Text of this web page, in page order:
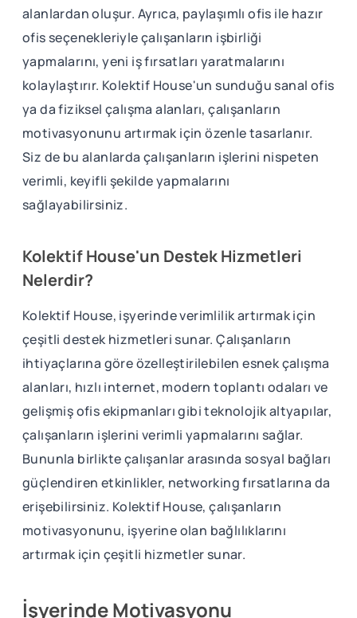
alanlardan oluşur. Ayrıca, paylaşımlı ofis ile hazır
ofis seçenekleriyle çalışanların işbirliği
yapmalarını, yeni iş fırsatları yaratmalarını
kolaylaştırır. Kolektif House'un sunduğu sanal ofis
ya da fiziksel çalışma alanları, çalışanların
motivasyonunu artırmak için özenle tasarlanır.
Siz de bu alanlarda çalışanların işlerini nispeten
verimli, keyifli şekilde yapmalarını
sağlayabilirsiniz.
Kolektif House'un Destek Hizmetleri
Nelerdir?
Kolektif House, işyerinde verimlilik artırmak için
çeşitli destek hizmetleri sunar. Çalışanların
ihtiyaçlarına göre özelleştirilebilen esnek çalışma
alanları, hızlı internet, modern toplantı odaları ve
gelişmiş ofis ekipmanları gibi teknolojik altyapılar,
çalışanların işlerini verimli yapmalarını sağlar.
Bununla birlikte çalışanlar arasında sosyal bağları
güçlendiren etkinlikler, networking fırsatlarına da
erişebilirsiniz. Kolektif House, çalışanların
motivasyonunu, işyerine olan bağlılıklarını
artırmak için çeşitli hizmetler sunar.
İşyerinde Motivasyonu